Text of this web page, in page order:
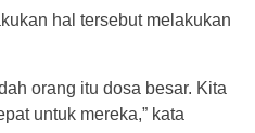
hal tersebut melakukan
orang itu dosa besar. Kita
untuk mereka,” kata